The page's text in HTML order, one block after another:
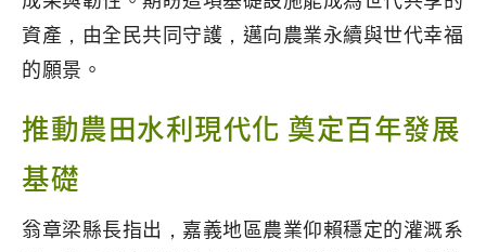
資產，由全民共同守護，邁向農業永續與世代幸福
的願景。
推動農田水利現代化 奠定百年發展
基礎
翁章梁縣長指出，嘉義地區農業仰賴穩定的灌溉系